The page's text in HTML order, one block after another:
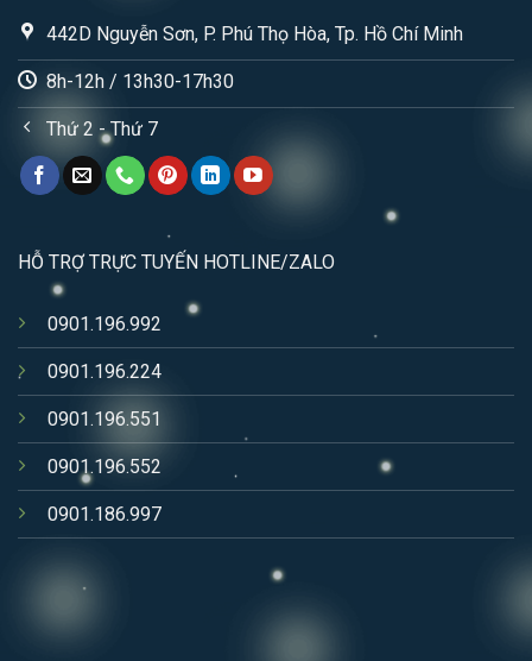
442D Nguyễn Sơn, P. Phú Thọ Hòa, Tp. Hồ Chí Minh
8h-12h / 13h30-17h30
Thứ 2 - Thứ 7
HỖ TRỢ TRỰC TUYẾN HOTLINE/ZALO
0901.196.992
0901.196.224
0901.196.551
0901.196.552
0901.186.997